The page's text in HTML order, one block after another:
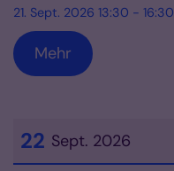
21. Sept. 2026 13:30 - 16:30
Mehr
22 Sept. 2026